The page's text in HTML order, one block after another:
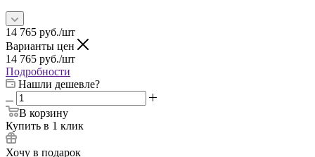
14 765 руб./шт
Варианты цен
14 765 руб./шт
Подробности
Нашли дешевле?
В корзину
Купить в 1 клик
Хочу в подарок